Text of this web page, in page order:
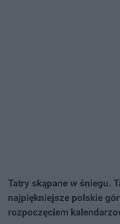
Tatry skąpane w śniegu.
najpiękniejsze polskie
rozpoczęciem